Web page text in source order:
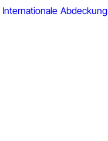
Internationale Abdeckung